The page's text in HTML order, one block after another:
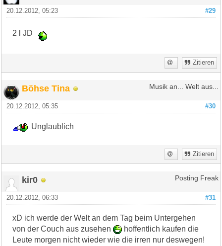
#29
20.12.2012, 05:23
2 l JD
Zitieren
Böhse Tina Musik an... Welt aus...
#30
20.12.2012, 05:35
Unglaublich
Zitieren
kir0 Posting Freak
#31
20.12.2012, 06:33
xD ich werde der Welt an dem Tag beim Untergehen
von der Couch aus zusehen
hoffentlich kaufen die
Leute morgen nicht wieder wie die irren nur deswegen!